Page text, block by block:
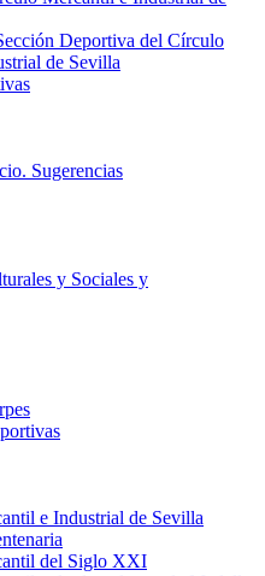
Deportiva del Círculo
de Sevilla
Sugerencias
y Sociales y
e Industrial de Sevilla
del Siglo XXI